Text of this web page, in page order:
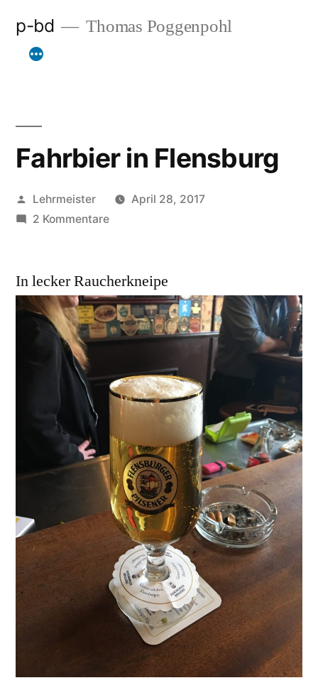
Inhalt
p-bd Thomas Poggenpohl
Fahrbier in Flensburg
Veröffentlicht
von
Lehrmeister
April 28, 2017
2 Kommentarezu
Flensburg
In lecker Raucherkneipe